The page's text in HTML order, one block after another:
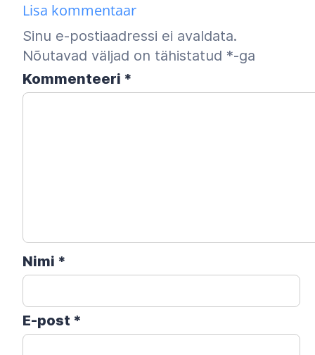
Lisa kommentaar
Sinu e-postiaadressi ei avaldata.
Nõutavad väljad on tähistatud *-ga
Kommenteeri *
Nimi *
E-post *